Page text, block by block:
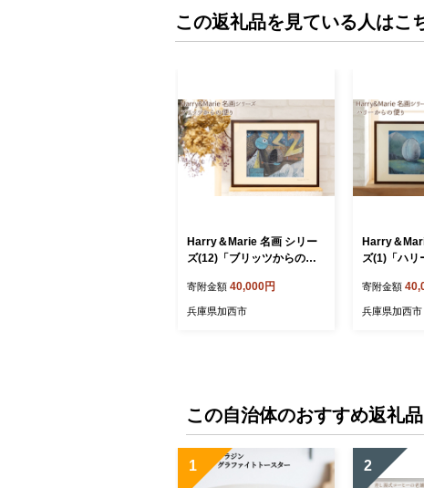
この返礼品を見ている人はこ
Harry＆Marie 名画 シリー
ズ(12)「ブリッツからの便
絵画 インテリア アート 額
装入り ファンタジー ジーク
寄附金額 40,000円
兵庫県加西市
Harry＆
ズ(1)「ハリ
インテリア
ファンタジ
寄附金額
兵庫県加西市
この自治体のおすすめ返礼品
1 2